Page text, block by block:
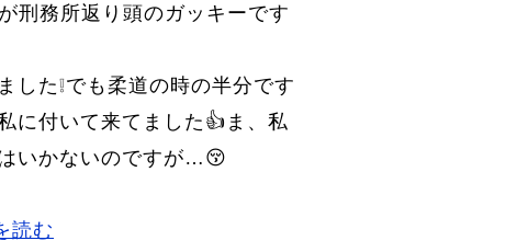
刑務所返り頭のガッキーです
した❕でも柔道の時の半分です
に付いて来てました👍ま、私
いかないのですが…😚
読む